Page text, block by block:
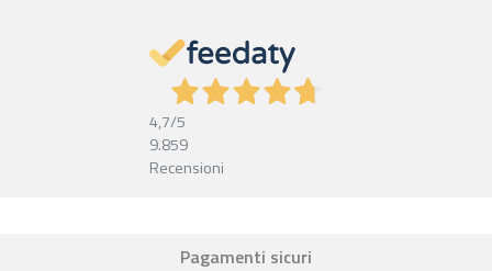
4,7/5
9.859
Recensioni
Pagamenti sicuri